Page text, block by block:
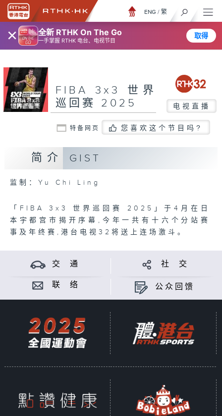
× 全新 RTHK On The Go
一手掌握 RTHK 电台、电视节目
取得
ENG / 繁
FIBA 3x3 世界
巡回赛 2025
电视直播
特备网页 您喜欢这个节目吗?
简介 GIST
监制：Yu Chi Ling
「FIBA 3x3 世界巡回赛 2025」于4月在日
本宇都宫巿揭开序幕,今年一共有十六个分站赛
事及年终赛,港台电视32将送上连场激斗。
交 通 社 交
联 络 公众回馈